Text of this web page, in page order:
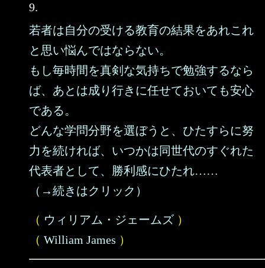
9.
若者は自分の受ける教育の結果をあれこれ
と思い悩んではならない。
もし毎時間を真剣な気持ちで勉強するなら
ば、あとは成り行きに任せておいても安心
である。
どんな学問分野を選ぼうと、ひたすらに努
力を続ければ、いつかは同世代のすぐれた
代表者として、勝利感にひたれ……
（→続きはクリック）
（ ウィリアム・ジェームズ ）
（ William James ）